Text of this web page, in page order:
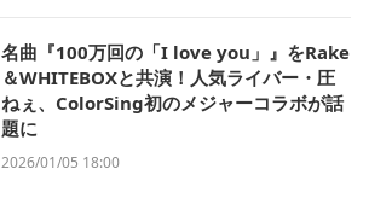
名曲『100万回の「I love you」』をRake
＆WHITEBOXと共演！人気ライバー・圧
ねぇ、ColorSing初のメジャーコラボが話
題に
2026/01/05 18:00